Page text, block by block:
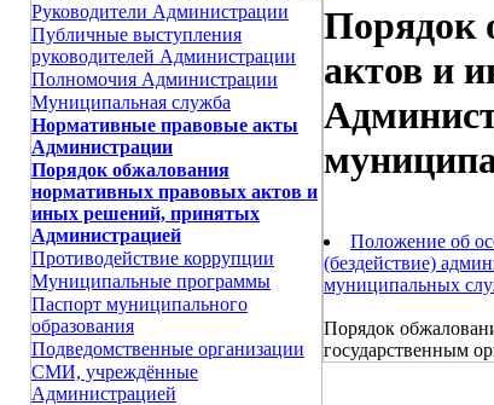
Руководители Администрации
Публичные выступления
руководителей Администрации
Полномочия Администрации
Муниципальная служба
Нормативные правовые акты
Администрации
Порядок обжалования
нормативных правовых актов и
иных решений, принятых
Администрацией
Противодействие коррупции
Муниципальные программы
Паспорт муниципального
образования
Подведомственные организации
СМИ, учреждённые
Администрацией
Порядок
актов и
Положение об
(бездействие)
муниципальных
Порядок
государственным